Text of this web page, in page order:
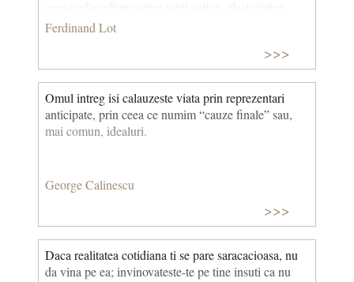
(Sfârșitul lumii antice și începutul Evului Mediu) ©
Ferdinand Lot
>>>
Omul intreg isi calauzeste viata prin reprezentari
anticipate, prin ceea ce numim “cauze finale” sau,
mai comun, idealuri.
George Calinescu
>>>
Daca realitatea cotidiana ti se pare saracacioasa, nu
da vina pe ea; invinovateste-te pe tine insuti ca nu